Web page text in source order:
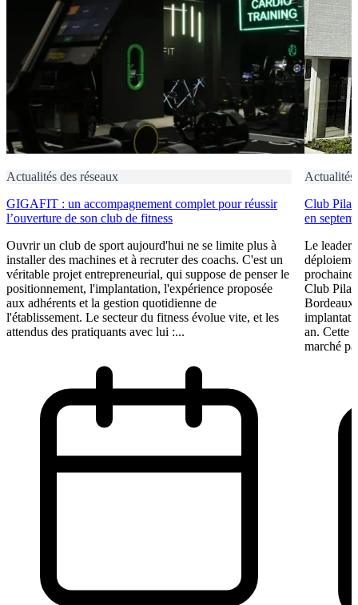
Actualités des réseaux
GIGAFIT : un accompagnement complet pour réussir
l’ouverture de son club de fitness
Ouvrir un club de sport aujourd'hui ne se limite plus à
installer des machines et à recruter des coachs. C'est un
véritable projet entrepreneurial, qui suppose de penser le
positionnement, l'implantation, l'expérience proposée
aux adhérents et la gestion quotidienne de
l'établissement. Le secteur du fitness évolue vite, et les
attendus des pratiquants avec lui :...
Actualités
Club
en
Le leader
prochaine
Club
Bordeaux
an. Cette
marché